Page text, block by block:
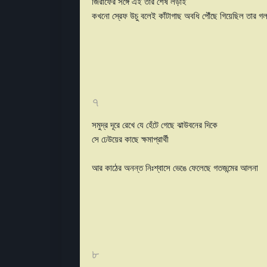
কখনো স্রেফ উচু বলেই কাঁটাগাছ অবধি পৌঁছে গিয়েছিল তার
৭
সমুদ্র দূরে রেখে যে হেঁটে গেছে ঝাউবনের দিকে
সে ঢেউয়ের কাছে ক্ষমাপ্রার্থী
আর কাঠের অনন্ত নিঃশ্বাসে ভেঙে ফেলেছে গতজন্মের আলনা
৮